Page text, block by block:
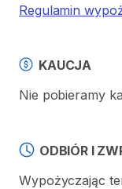
Regulamin
KAUCJA
Nie pobieramy
ODBIÓR I
Wypożyczając